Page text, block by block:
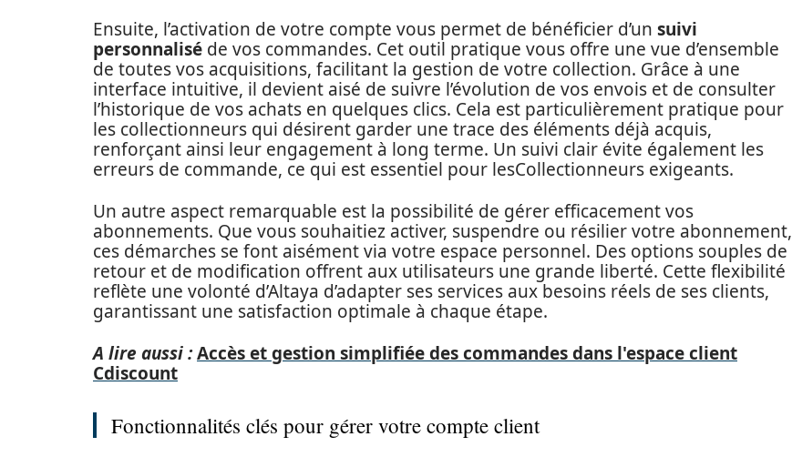
Ensuite, l’activation de votre compte vous permet de bénéficier d’un suivi
personnalisé de vos commandes. Cet outil pratique vous offre une vue d’ensemble
de toutes vos acquisitions, facilitant la gestion de votre collection. Grâce à une
interface intuitive, il devient aisé de suivre l’évolution de vos envois et de consulter
l’historique de vos achats en quelques clics. Cela est particulièrement pratique pour
les collectionneurs qui désirent garder une trace des éléments déjà acquis,
renforçant ainsi leur engagement à long terme. Un suivi clair évite également les
erreurs de commande, ce qui est essentiel pour lesCollectionneurs exigeants.
Un autre aspect remarquable est la possibilité de gérer efficacement vos
abonnements. Que vous souhaitiez activer, suspendre ou résilier votre abonnement,
ces démarches se font aisément via votre espace personnel. Des options souples de
retour et de modification offrent aux utilisateurs une grande liberté. Cette flexibilité
reflète une volonté d’Altaya d’adapter ses services aux besoins réels de ses clients,
garantissant une satisfaction optimale à chaque étape.
A lire aussi :Accès et gestion simplifiée des commandes dans l'espace client
Cdiscount
Fonctionnalités clés pour gérer votre compte client